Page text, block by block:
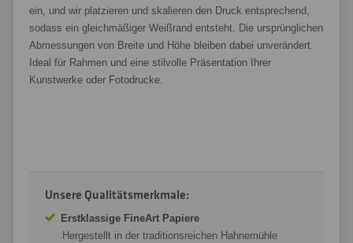
ein, und wir platzieren und skalieren den Druck entsprechend,
sodass ein gleichmäßiger Weißrand entsteht. Die ursprünglichen
Abmessungen von Breite und Höhe bleiben dabei unverändert.
Ideal für Rahmen und eine stilvolle Präsentation Ihrer
Kunstwerke oder Fotodrucke.
Unsere Qualitätsmerkmale:
Erstklassige FineArt Papiere
Hergestellt in der traditionsreichen Hahnemühle